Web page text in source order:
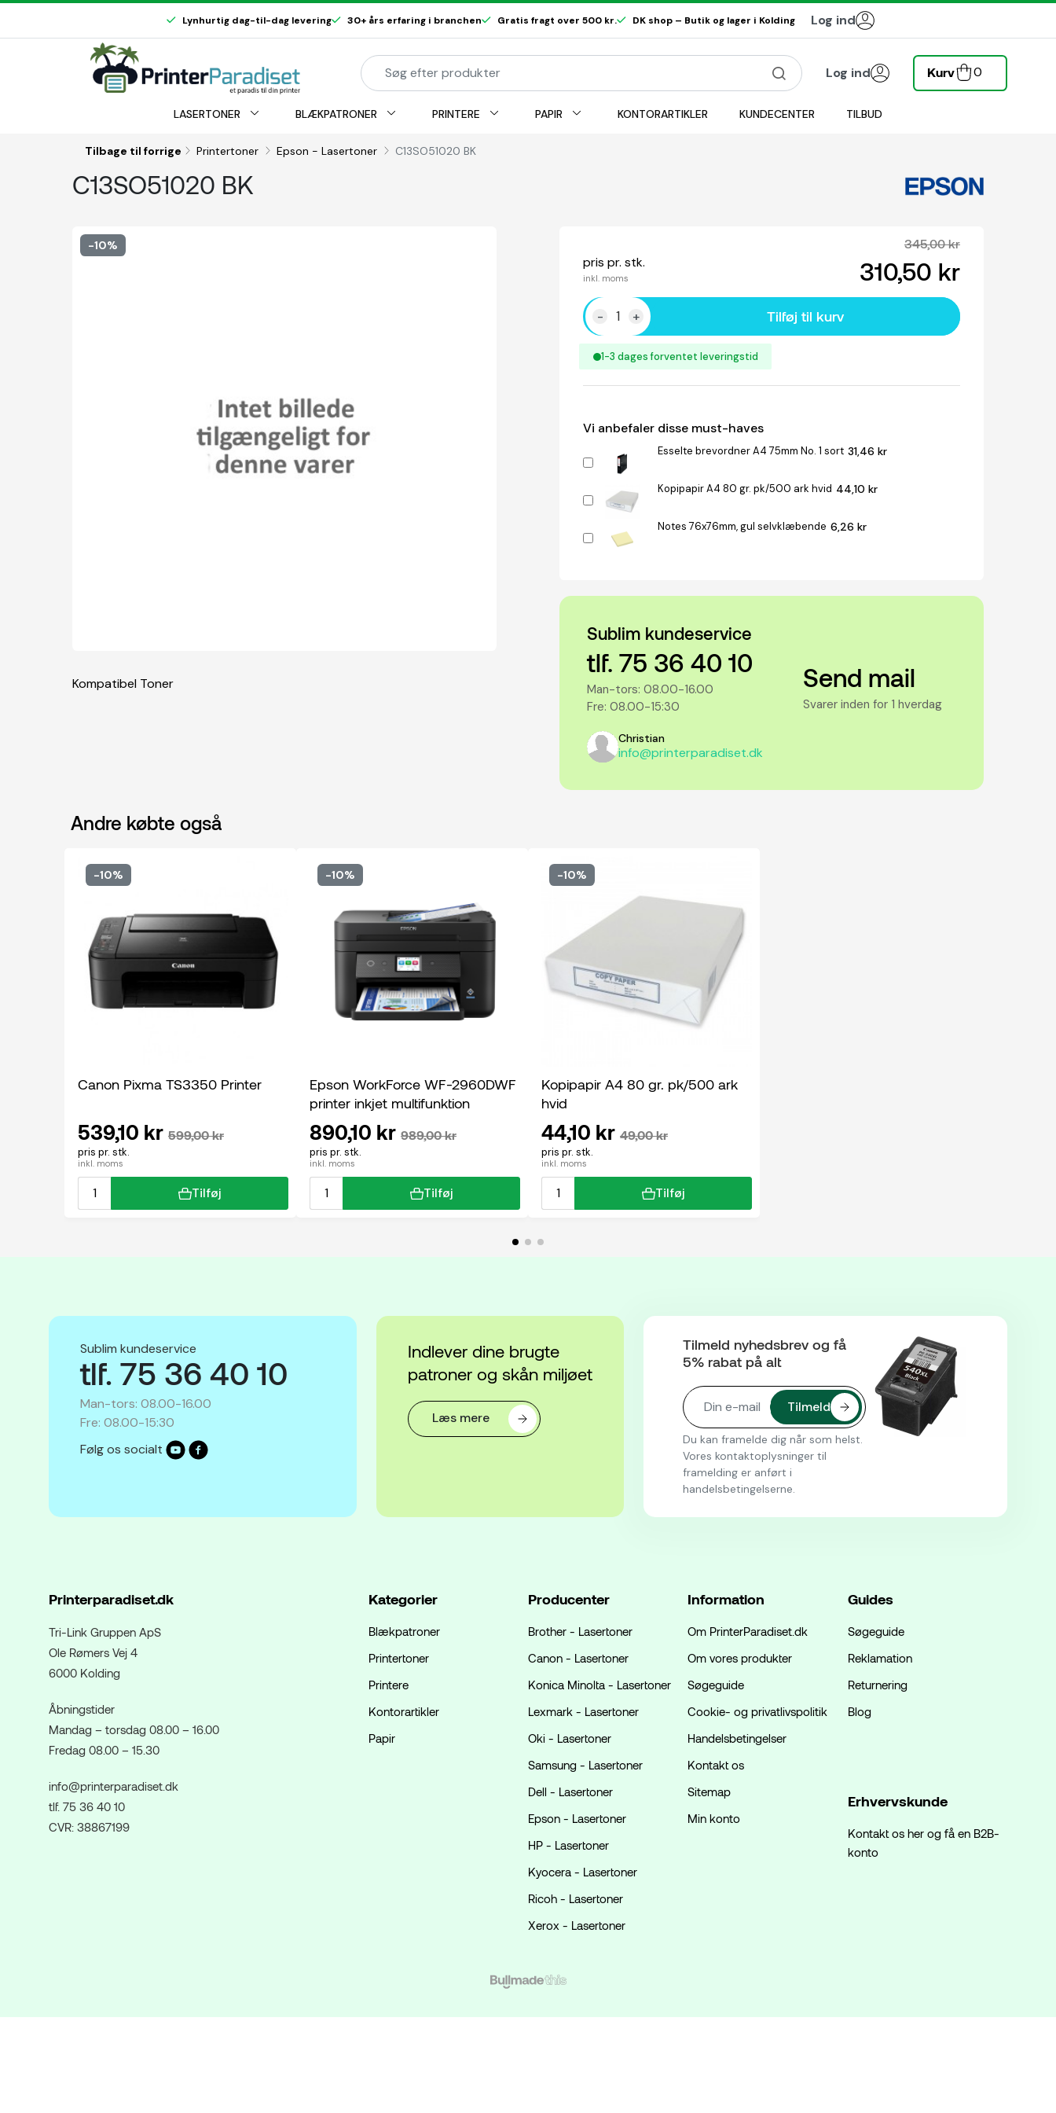
Lynhurtig dag-til-dag levering 30+ års erfaring i branchen Gratis fragt over 500 kr. DK shop – Butik og lager i Kolding Log ind
Log ind Kurv 0
LASERTONER BLÆKPATRONER PRINTERE PAPIR KONTORARTIKLER KUNDECENTER TILBUD
Tilbage til forrige Printertoner Epson - Lasertoner C13SO51020 BK
C13SO51020 BK
-10%
Kompatibel Toner
345,00 kr
pris pr. stk.
inkl. moms 310,50 kr
- + Tilføj til kurv
1-3 dages forventet leveringstid
Vi anbefaler disse must-haves
Esselte brevordner A4 75mm No. 1 sort 31,46 kr
Kopipapir A4 80 gr. pk/500 ark hvid 44,10 kr
Notes 76x76mm, gul selvklæbende 6,26 kr
Sublim kundeservice
tlf. 75 36 40 10
Man-tors: 08.00-16.00
Fre: 08.00-15:30
Christian
info@printerparadiset.dk
Send mail
Svarer inden for 1 hverdag
Andre købte også
-10%
Canon Pixma TS3350 Printer
pris pr. stk.
inkl. moms
539,10 kr 599,00 kr
Tilføj
-10%
Epson WorkForce WF-2960DWF
printer inkjet multifunktion
pris pr. stk.
inkl. moms
890,10 kr 989,00 kr
Tilføj
-10%
Kopipapir A4 80 gr. pk/500 ark
hvid
pris pr. stk.
inkl. moms
44,10 kr 49,00 kr
Tilføj
Sublim kundeservice
tlf. 75 36 40 10
Man-tors: 08.00-16.00
Fre: 08.00-15:30
Følg os socialt
Indlever dine brugte
patroner og skån miljøet
Læs mere
Tilmeld nyhedsbrev og få
5% rabat på alt
Du kan framelde dig når som helst.
Vores kontaktoplysninger til
framelding er anført i
handelsbetingelserne.
Printerparadiset.dk
Tri-Link Gruppen ApS
Ole Rømers Vej 4
6000 Kolding
Åbningstider
Mandag – torsdag 08.00 – 16.00
Fredag 08.00 – 15.30
info@printerparadiset.dk
tlf. 75 36 40 10
CVR: 38867199
Kategorier
Blækpatroner
Printertoner
Printere
Kontorartikler
Papir
Producenter
Brother - Lasertoner
Canon - Lasertoner
Konica Minolta - Lasertoner
Lexmark - Lasertoner
Oki - Lasertoner
Samsung - Lasertoner
Dell - Lasertoner
Epson - Lasertoner
HP - Lasertoner
Kyocera - Lasertoner
Ricoh - Lasertoner
Xerox - Lasertoner
Information
Om PrinterParadiset.dk
Om vores produkter
Søgeguide
Cookie- og privatlivspolitik
Handelsbetingelser
Kontakt os
Sitemap
Min konto
Guides
Søgeguide
Reklamation
Returnering
Blog
Erhvervskunde
Kontakt os her og få en B2B-
konto